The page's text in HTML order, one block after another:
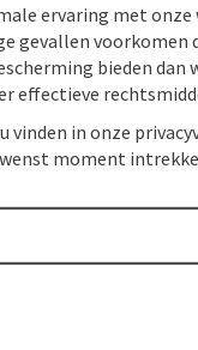
ervaring met
gevallen voorkomen
bieden
effectieve
in onze
moment